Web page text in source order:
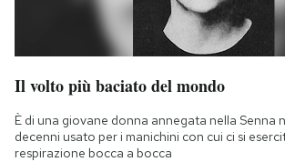
Il volto più baciato del mondo
È di una giovane donna annegata nella Senna
decenni usato per i manichini con cui ci si
respirazione bocca a bocca